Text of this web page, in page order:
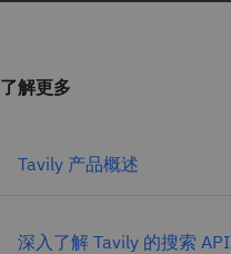
了解更多
Tavily 产品概述
深入了解 Tavily 的搜索 API